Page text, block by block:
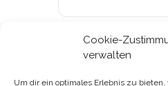
Cookie-
verwalten
Um dir ein optimales Erlebnis zu